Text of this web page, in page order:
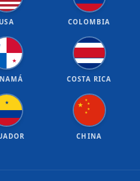
USA COLOMBIA
★
COSTA RICA
★ ★
★
★
★
★
CHINA